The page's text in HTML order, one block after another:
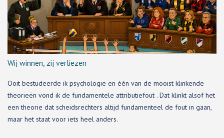
Wij winnen, zij verliezen
Ooit bestudeerde ik psychologie en één van de mooist klinkende
theorieën vond ik de fundamentele attributiefout . Dat klinkt alsof het
een theorie dat scheidsrechters altijd fundamenteel de fout in gaan,
maar het staat voor iets heel anders.